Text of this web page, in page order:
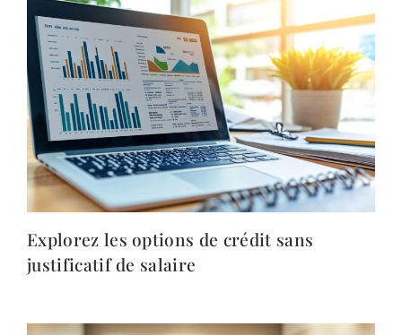
Explorez les options de crédit sans
justificatif de salaire